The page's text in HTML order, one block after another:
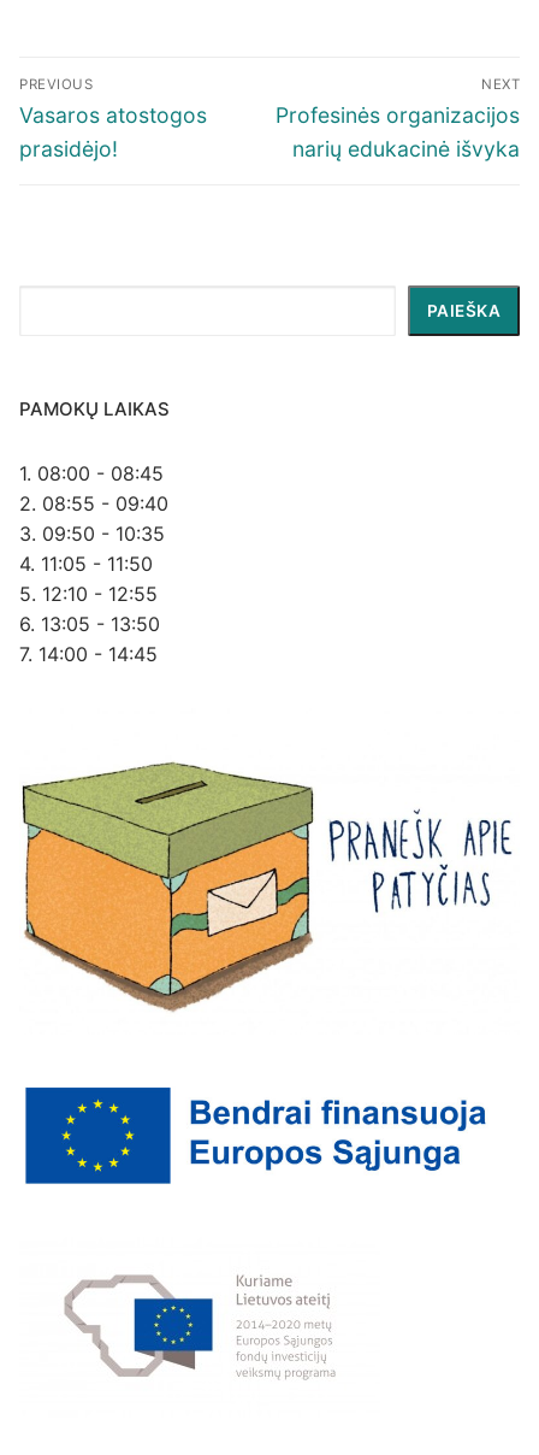
Navigacija
tarp
įrašų
PREVIOUS
Previous
post:
Vasaros atostogos
prasidėjo!
NEXT
Next
post:
Profesinės organizacijos
narių edukacinė išvyka
PAIEŠKA
PAMOKŲ LAIKAS
1. 08:00 - 08:45
2. 08:55 - 09:40
3. 09:50 - 10:35
4. 11:05 - 11:50
5. 12:10 - 12:55
6. 13:05 - 13:50
7. 14:00 - 14:45